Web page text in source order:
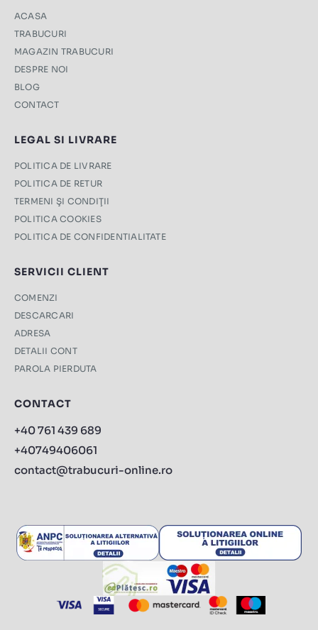
ACASA
TRABUCURI
MAGAZIN TRABUCURI
DESPRE NOI
BLOG
CONTACT
LEGAL SI LIVRARE
POLITICA DE LIVRARE
POLITICA DE RETUR
TERMENI ŞI CONDIŢII
POLITICA COOKIES
POLITICA DE CONFIDENTIALITATE
SERVICII CLIENT
COMENZI
DESCARCARI
ADRESA
DETALII CONT
PAROLA PIERDUTA
CONTACT
+40 761 439 689
+40749406061
contact@trabucuri-online.ro